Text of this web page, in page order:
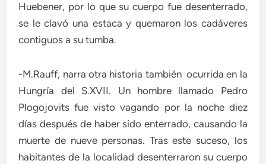
Huebener, por lo que su cuerpo fue desenterrado,
se le clavó una estaca y quemaron los cadáveres
contiguos a su tumba.
-M.Rauff, narra otra historia también ocurrida en la
Hungría del S.XVII. Un hombre llamado Pedro
Plogojovits fue visto vagando por la noche diez
días después de haber sido enterrado, causando la
muerte de nueve personas. Tras este suceso, los
habitantes de la localidad desenterraron su cuerpo